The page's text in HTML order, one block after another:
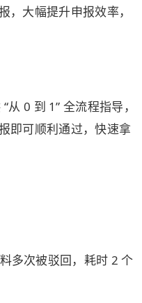
大幅提升申报效率，
0 到 1” 全流程指导，
即可顺利通过，快速拿
多次被驳回，耗时 2 个